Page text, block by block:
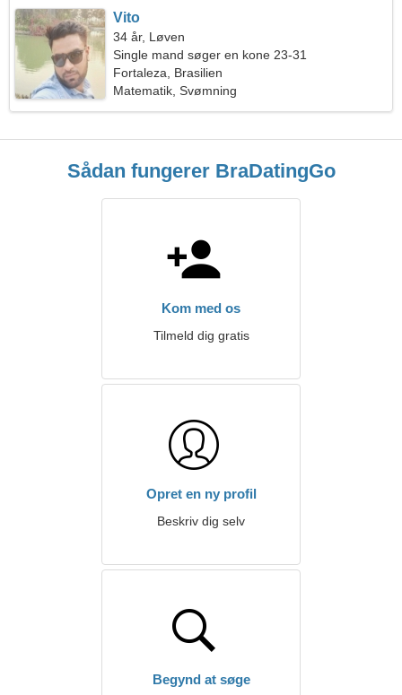
Vito
34 år, Løven
Single mand søger en kone 23-31
Fortaleza, Brasilien
Matematik, Svømning
Sådan fungerer BraDatingGo
Kom med os
Tilmeld dig gratis
Opret en ny profil
Beskriv dig selv
Begynd at søge